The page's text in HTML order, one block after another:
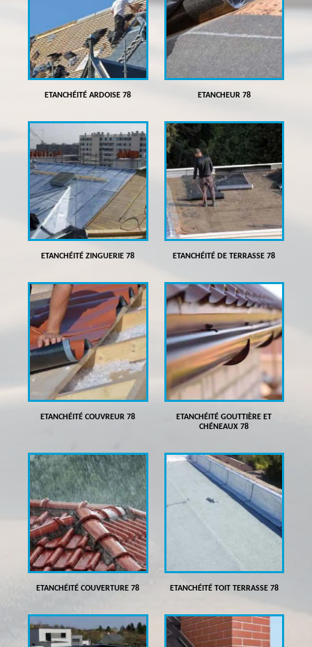
ETANCHÉITÉ ARDOISE 78 ETANCHEUR 78
ETANCHÉITÉ ZINGUERIE 78 ETANCHÉITÉ DE TERRASSE 78
ETANCHÉITÉ COUVREUR 78
ETANCHÉITÉ GOUTTIÈRE ET
CHÉNEAUX 78
ETANCHÉITÉ COUVERTURE 78 ETANCHÉITÉ TOIT TERRASSE 78